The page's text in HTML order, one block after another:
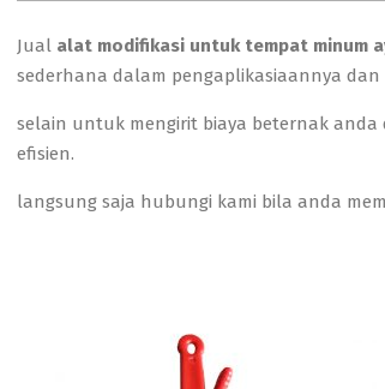
Jual alat modifikasi untuk tempat minum
sederhana dalam pengaplikasiaannya
selain untuk mengirit biaya beternak
efisien.
langsung saja hubungi kami bila anda